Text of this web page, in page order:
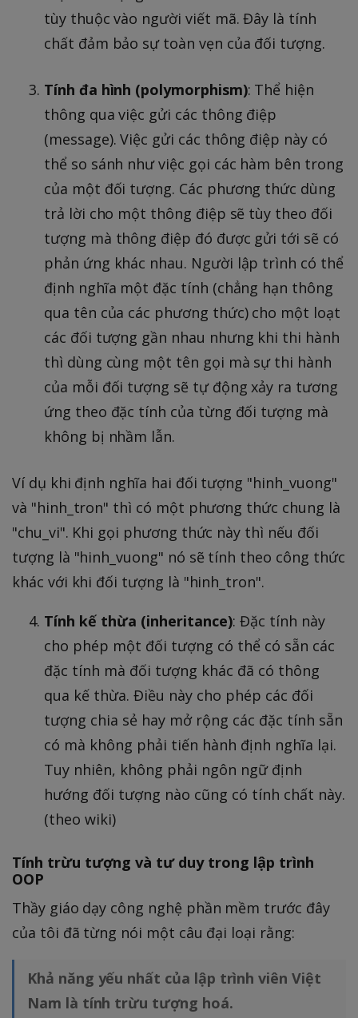
tùy thuộc vào người viết mã. Đây là tính
chất đảm bảo sự toàn vẹn của đối tượng.
Tính đa hình (polymorphism): Thể hiện
thông qua việc gửi các thông điệp
(message). Việc gửi các thông điệp này có
thể so sánh như việc gọi các hàm bên trong
của một đối tượng. Các phương thức dùng
trả lời cho một thông điệp sẽ tùy theo đối
tượng mà thông điệp đó được gửi tới sẽ có
phản ứng khác nhau. Người lập trình có thể
định nghĩa một đặc tính (chẳng hạn thông
qua tên của các phương thức) cho một loạt
các đối tượng gần nhau nhưng khi thi hành
thì dùng cùng một tên gọi mà sự thi hành
của mỗi đối tượng sẽ tự động xảy ra tương
ứng theo đặc tính của từng đối tượng mà
không bị nhầm lẫn.
Ví dụ khi định nghĩa hai đối tượng "hinh_vuong"
và "hinh_tron" thì có một phương thức chung là
"chu_vi". Khi gọi phương thức này thì nếu đối
tượng là "hinh_vuong" nó sẽ tính theo công thức
khác với khi đối tượng là "hinh_tron".
Tính kế thừa (inheritance): Đặc tính này
cho phép một đối tượng có thể có sẵn các
đặc tính mà đối tượng khác đã có thông
qua kế thừa. Điều này cho phép các đối
tượng chia sẻ hay mở rộng các đặc tính sẵn
có mà không phải tiến hành định nghĩa lại.
Tuy nhiên, không phải ngôn ngữ định
hướng đối tượng nào cũng có tính chất này.
(theo wiki)
Tính trừu tượng và tư duy trong lập trình
OOP
Thầy giáo dạy công nghệ phần mềm trước đây
của tôi đã từng nói một câu đại loại rằng:
Khả năng yếu nhất của lập trình viên Việt
Nam là tính trừu tượng hoá.